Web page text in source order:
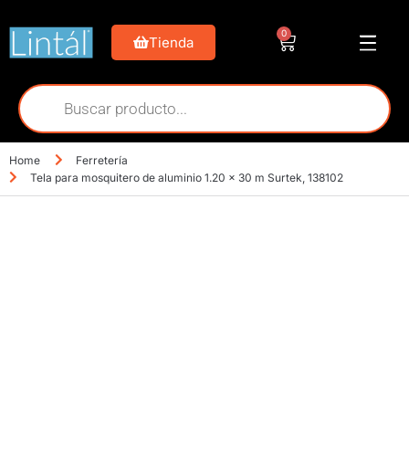
Tienda
0
Home
Ferretería
Tela para mosquitero de aluminio 1.20 x 30 m Surtek, 138102